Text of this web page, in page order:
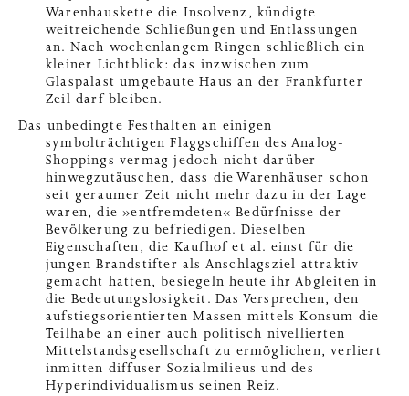
Warenhauskette die Insolvenz, kündigte
weitreichende Schließungen und Entlassungen
an. Nach wochenlangem Ringen schließlich ein
kleiner Lichtblick: das inzwischen zum
Glaspalast umgebaute Haus an der Frankfurter
Zeil darf bleiben.
Das unbedingte Festhalten an einigen
symbolträchtigen Flaggschiffen des Analog-
Shoppings vermag jedoch nicht darüber
hinwegzutäuschen, dass die Warenhäuser schon
seit geraumer Zeit nicht mehr dazu in der Lage
waren, die »entfremdeten« Bedürfnisse der
Bevölkerung zu befriedigen. Dieselben
Eigenschaften, die Kaufhof et al. einst für die
jungen Brandstifter als Anschlagsziel attraktiv
gemacht hatten, besiegeln heute ihr Abgleiten in
die Bedeutungslosigkeit. Das Versprechen, den
aufstiegsorientierten Massen mittels Konsum die
Teilhabe an einer auch politisch nivellierten
Mittelstandsgesellschaft zu ermöglichen, verliert
inmitten diffuser Sozialmilieus und des
Hyperindividualismus seinen Reiz.